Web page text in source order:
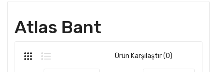
Atlas Bant
Ürün Karşılaştır (0)